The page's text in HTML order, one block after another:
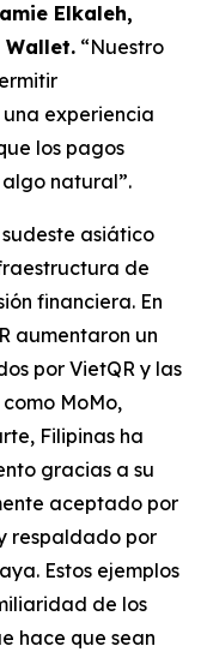
Elkaleh,
“Nuestro
experiencia
los pagos
natural”.
asiático
de
financiera. En
aumentaron un
por VietQR y las
MoMo,
Filipinas ha
gracias a su
aceptado por
respaldado por
Estos ejemplos
de los
hace que sean